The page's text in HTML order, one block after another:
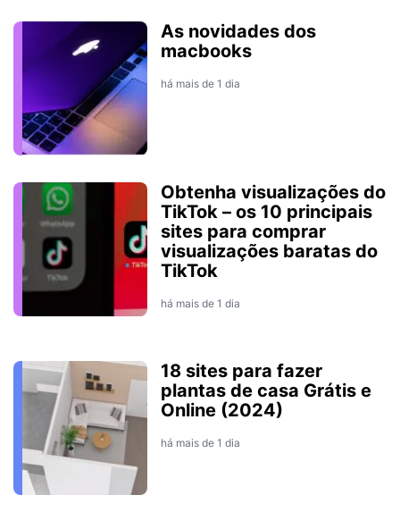
As novidades dos
macbooks
há mais de 1 dia
Obtenha visualizações do
TikTok – os 10 principais
sites para comprar
visualizações baratas do
TikTok
há mais de 1 dia
18 sites para fazer
plantas de casa Grátis e
Online (2024)
há mais de 1 dia